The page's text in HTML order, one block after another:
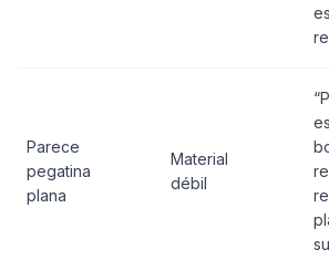
Parece
pegatina
plana
Material
débil